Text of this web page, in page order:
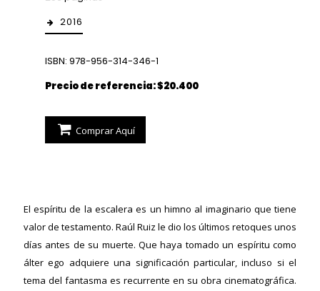
2016
ISBN: 978-956-314-346-1
Precio de referencia: $20.400
Comprar Aquí
El espíritu de la escalera es un himno al imaginario que tiene
valor de testamento. Raúl Ruiz le dio los últimos retoques unos
días antes de su muerte. Que haya tomado un espíritu como
álter ego adquiere una significación particular, incluso si el
tema del fantasma es recurrente en su obra cinematográfica.